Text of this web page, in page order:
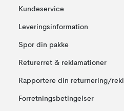
Kundeservice
Leveringsinformation
Spor din pakke
Returerret & reklamationer
Rapportere din returnering/
Forretningsbetingelser